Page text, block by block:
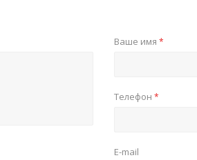
Ваше имя *
Телефон *
E-mail